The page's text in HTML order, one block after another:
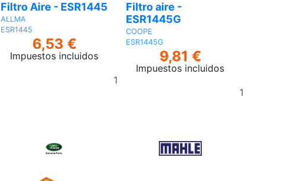
Filtro Aire - ESR1445
ALLMA
ESR1445
6,53 €
Impuestos incluidos
Añadir
Filtro aire -
ESR1445G
COOPE
ESR1445G
9,81 €
Impuestos incluidos